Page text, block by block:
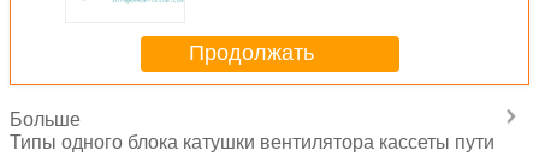
воды аттестации CE
Продолжать
Больше
Типы одного блока катушки вентилятора кассеты пути